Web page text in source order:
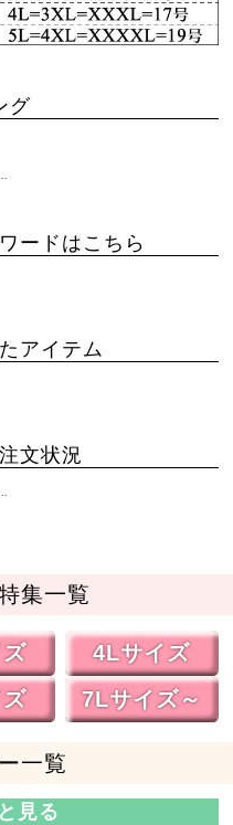
グ
ードはこちら
アイテム
文状況
集一覧
4Lサイズ
7Lサイズ～
一覧
見る